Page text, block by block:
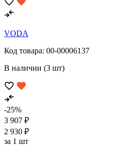
VODA
Код товара: 00-00006137
В наличии (3 шт)
-25%
3 907 ₽
2 930 ₽
за 1 шт